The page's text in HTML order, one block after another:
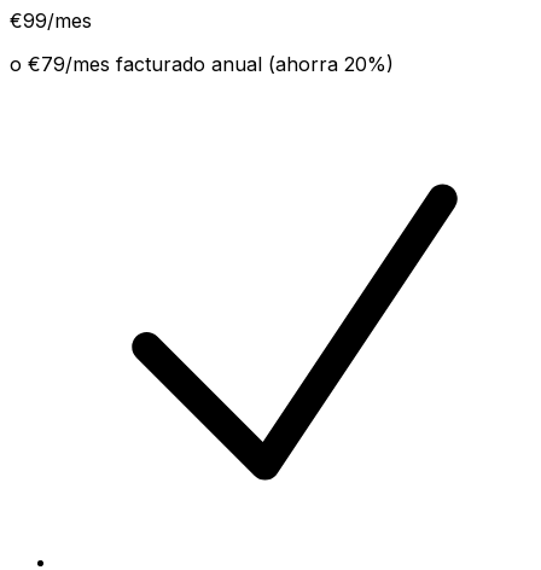
€99/mes
o €79/mes facturado anual (ahorra 20%)